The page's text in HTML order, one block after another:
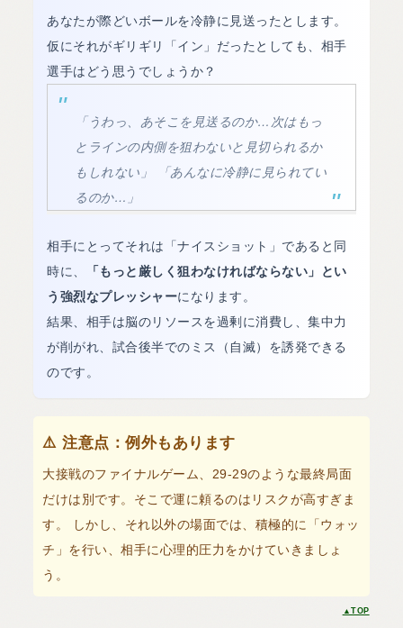
あなたが際どいボールを冷静に見送ったとします。
仮にそれがギリギリ「イン」だったとしても、相手
選手はどう思うでしょうか？
「うわっ、あそこを見送るのか…次はもっ
とラインの内側を狙わないと見切られるか
もしれない」 「あんなに冷静に見られてい
るのか…」
相手にとってそれは「ナイスショット」であると同
時に、
「もっと厳しく狙わなければならない」とい
う強烈なプレッシャーになります。
結果、相手は脳のリソースを過剰に消費し、集中力
が削がれ、試合後半でのミス（自滅）を誘発できる
のです。
⚠️ 注意点：例外もあります
大接戦のファイナルゲーム、29-29のような最終局面
だけは別です。そこで運に頼るのはリスクが高すぎま
す。 しかし、それ以外の場面では、積極的に「ウォッ
チ」を行い、相手に心理的圧力をかけていきましょ
う。
▲TOP